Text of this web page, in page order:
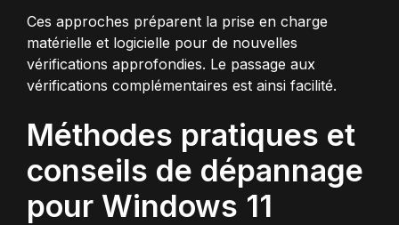
Ces approches préparent la prise en charge
matérielle et logicielle pour de nouvelles
vérifications approfondies. Le passage aux
vérifications complémentaires est ainsi facilité.
Méthodes pratiques et
conseils de dépannage
pour Windows 11